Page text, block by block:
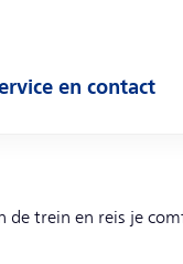
en contact
trein en reis je